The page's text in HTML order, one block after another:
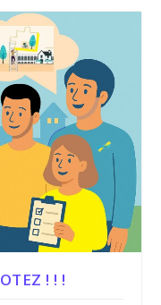
! ! !